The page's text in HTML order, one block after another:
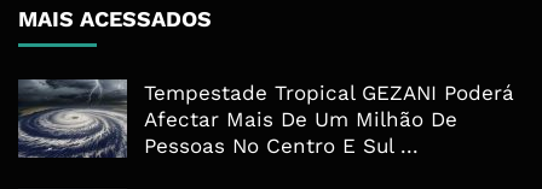
MAIS ACESSADOS
Tempestade Tropical GEZANI Poderá
Afectar Mais De Um Milhão De
Pessoas No Centro E Sul ...